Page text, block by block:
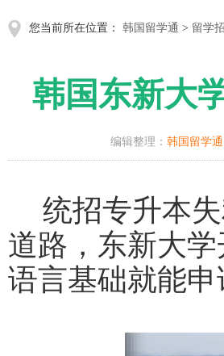
您当前所在位置： 韩国留学通 > 留学
韩国东新大
编辑整理： 韩国留学通
统招专升本
道路，东新大学
语言基础就能